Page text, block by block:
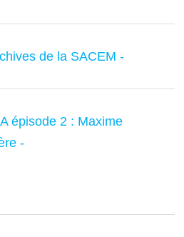
de la SACEM -
épisode 2 : Maxime
-